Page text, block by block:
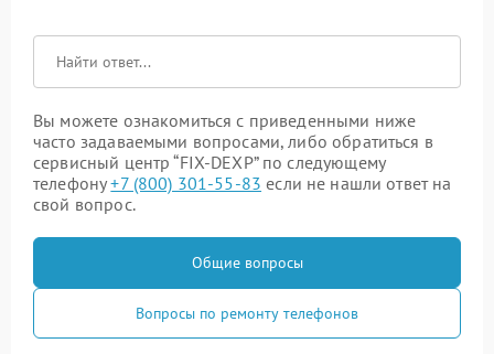
Вы можете ознакомиться с приведенными ниже
часто задаваемыми вопросами, либо обратиться в
сервисный центр “FIX-DEXP” по следующему
телефону+7 (800) 301-55-83 если не нашли ответ на
свой вопрос.
Общие вопросы
Вопросы по ремонту телефонов